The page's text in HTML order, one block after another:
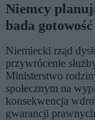
Niemcy
bada
Niemiecki rząd
przywrócenie
Ministerstwo
społecznym na
konsekwencja
gwarancji